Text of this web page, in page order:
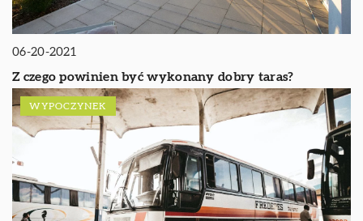
06-20-2021
Z czego powinien być wykonany dobry taras?
WYPOCZYNEK